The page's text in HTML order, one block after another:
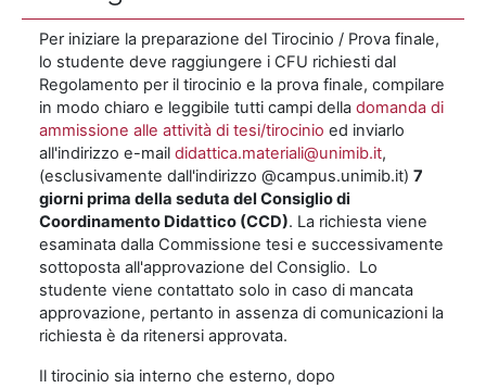
Per iniziare la preparazione del Tirocinio / Prova finale,
lo studente deve raggiungere i CFU richiesti dal
Regolamento per il tirocinio e la prova finale, compilare
in modo chiaro e leggibile tutti campi della domanda di
ammissione alle attività di tesi/tirocinio ed inviarlo
all'indirizzo e-mail didattica.materiali@unimib.it,
(esclusivamente dall'indirizzo @campus.unimib.it) 7
giorni prima della seduta del Consiglio di
Coordinamento Didattico (CCD). La richiesta viene
esaminata dalla Commissione tesi e successivamente
sottoposta all'approvazione del Consiglio. Lo
studente viene contattato solo in caso di mancata
approvazione, pertanto in assenza di comunicazioni la
richiesta è da ritenersi approvata.
Il tirocinio sia interno che esterno, dopo